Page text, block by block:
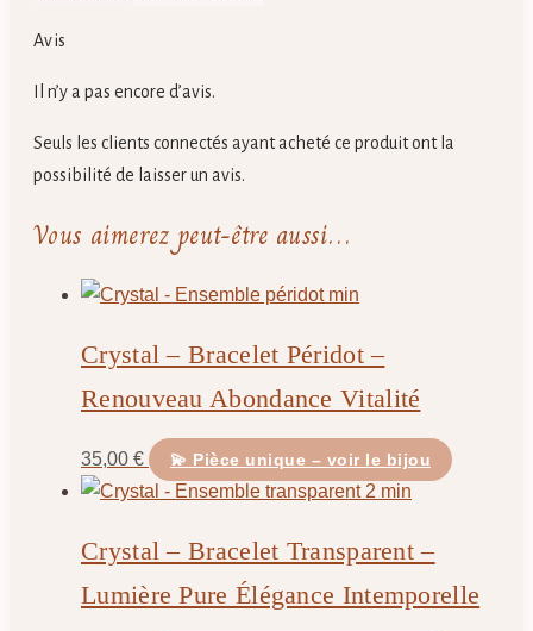
Avis
Il n’y a pas encore d’avis.
Seuls les clients connectés ayant acheté ce produit ont la
possibilité de laisser un avis.
Vous aimerez peut-être aussi…
Crystal – Bracelet Péridot –
Renouveau Abondance Vitalité
35,00 € 💫 Pièce unique – voir le bijou
Crystal – Bracelet Transparent –
Lumière Pure Élégance Intemporelle